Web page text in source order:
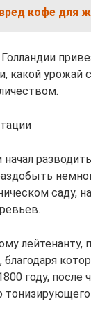
кофе для
какой урожай
саду,
году, после
тонизирующего